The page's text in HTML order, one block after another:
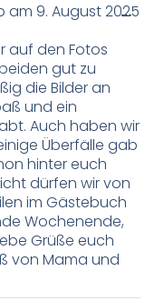
am 9. August 2025
auf den Fotos
gut zu
die Bilder an
und ein
Auch haben wir
Überfälle gab
hinter euch
dürfen wir von
im Gästebuch
Wochenende,
Grüße euch
von Mama und
…